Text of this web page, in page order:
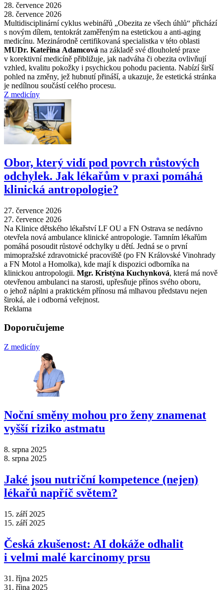
28. července 2026
28. července 2026
Multidisciplinární cyklus webinářů „Obezita ze všech úhlů“ přichází
s novým dílem, tentokrát zaměřeným na estetickou a anti-aging
medicínu. Mezinárodně certifikovaná specialistka v této oblasti
MUDr. Kateřina Adamcová na základě své dlouholeté praxe
v korektivní medicíně přibližuje, jak nadváha či obezita ovlivňují
vzhled, kvalitu pokožky i psychickou pohodu pacienta. Nabízí širší
pohled na změny, jež hubnutí přináší, a ukazuje, že estetická stránka
je nedílnou součástí celého procesu.
Z medicíny
Obor, který vidí pod povrch růstových
odchylek. Jak lékařům v praxi pomáhá
klinická antropologie?
27. července 2026
27. července 2026
Na Klinice dětského lékařství LF OU a FN Ostrava se nedávno
otevřela nová ambulance klinické antropologie. Tamním lékařům
pomáhá posoudit růstové odchylky u dětí. Jedná se o první
mimopražské zdravotnické pracoviště (po FN Královské Vinohrady
a FN Motol a Homolka), kde mají k dispozici odborníka na
klinickou antropologii. Mgr. Kristýna Kuchynková, která má nově
otevřenou ambulanci na starosti, upřesňuje přínos svého oboru,
o jehož náplni a praktickém přínosu má mlhavou představu nejen
široká, ale i odborná veřejnost.
Reklama
Doporučujeme
Z medicíny
Noční směny mohou pro ženy znamenat
vyšší riziko astmatu
8. srpna 2025
8. srpna 2025
Jaké jsou nutriční kompetence (nejen)
lékařů napříč světem?
15. září 2025
15. září 2025
Česká zkušenost: AI dokáže odhalit
i velmi malé karcinomy prsu
31. října 2025
31. října 2025